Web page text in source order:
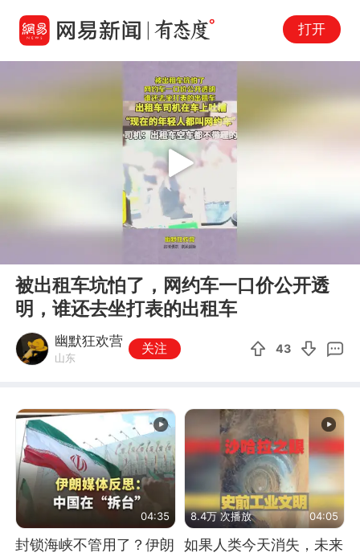
打开
Play
被出租车坑怕了，网约车一口价公开透
明，谁还去坐打表的出租车
幽默狂欢营
山东
关注 43
04:35
封锁海峡不管用了？伊朗
8.4万 次播放 04:05
如果人类今天消失，未来